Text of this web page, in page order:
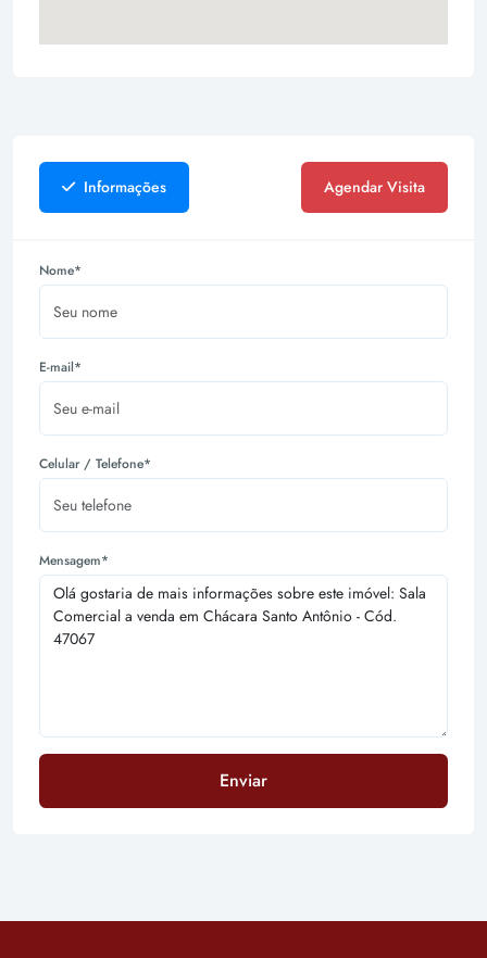
Informações Agendar Visita
Nome*
E-mail*
Celular / Telefone*
Mensagem*
Enviar